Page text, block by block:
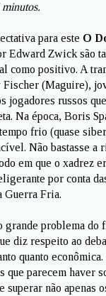
para este O
Zwick são
positivo. A
(Maguire),
jogadores russos
Na época, Boris
frio (quase
Não bastasse a
em que o xadrez
por conta
Guerra Fria.
problema do
diz respeito ao
quanto
que parecem haver
não apenas